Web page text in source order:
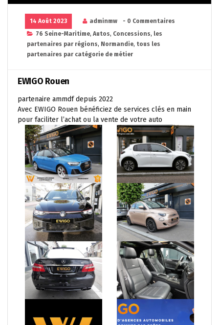
14 Août 2023 adminmw
- 0 Commentaires
76 Seine-Maritime, Autos, Concessions, les
partenaires par régions, Normandie, tous les
partenaires par catégorie de métier
EWIGO Rouen
partenaire ammdf depuis 2022
Avec EWIGO Rouen bénéficiez de services clés en main
pour faciliter l’achat ou la vente de votre auto